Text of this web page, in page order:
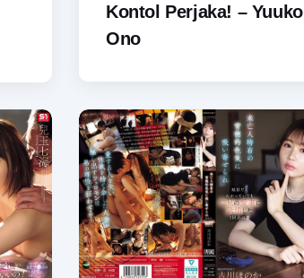
Kontol Perjaka! – Yuuko
Ono